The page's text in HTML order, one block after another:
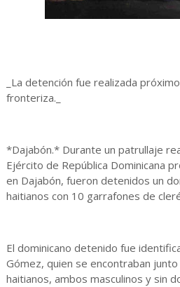
_La detención fue realizada
fronteriza._
*Dajabón.* Durante un patrullaje
Ejército de República Dominicana
en Dajabón, fueron detenidos un
haitianos con 10 garrafones de
El dominicano detenido fue
Gómez, quien se encontraban
haitianos, ambos masculinos y sin